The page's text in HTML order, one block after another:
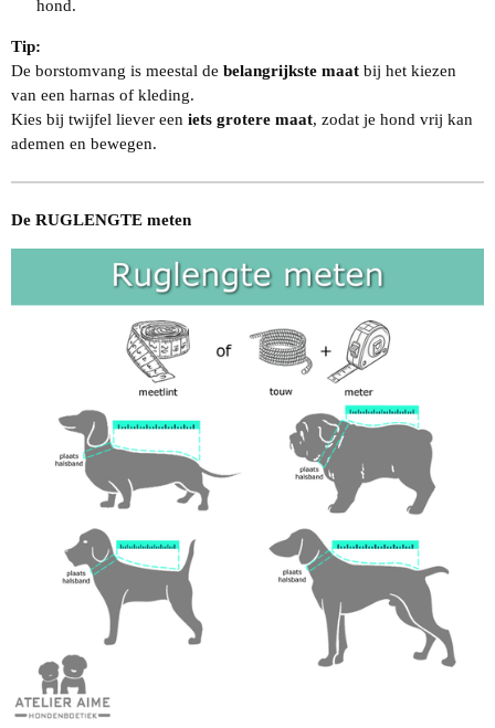
hond.
Tip:
De borstomvang is meestal de belangrijkste maat bij het kiezen
van een harnas of kleding.
Kies bij twijfel liever een iets grotere maat, zodat je hond vrij kan
ademen en bewegen.
De RUGLENGTE meten